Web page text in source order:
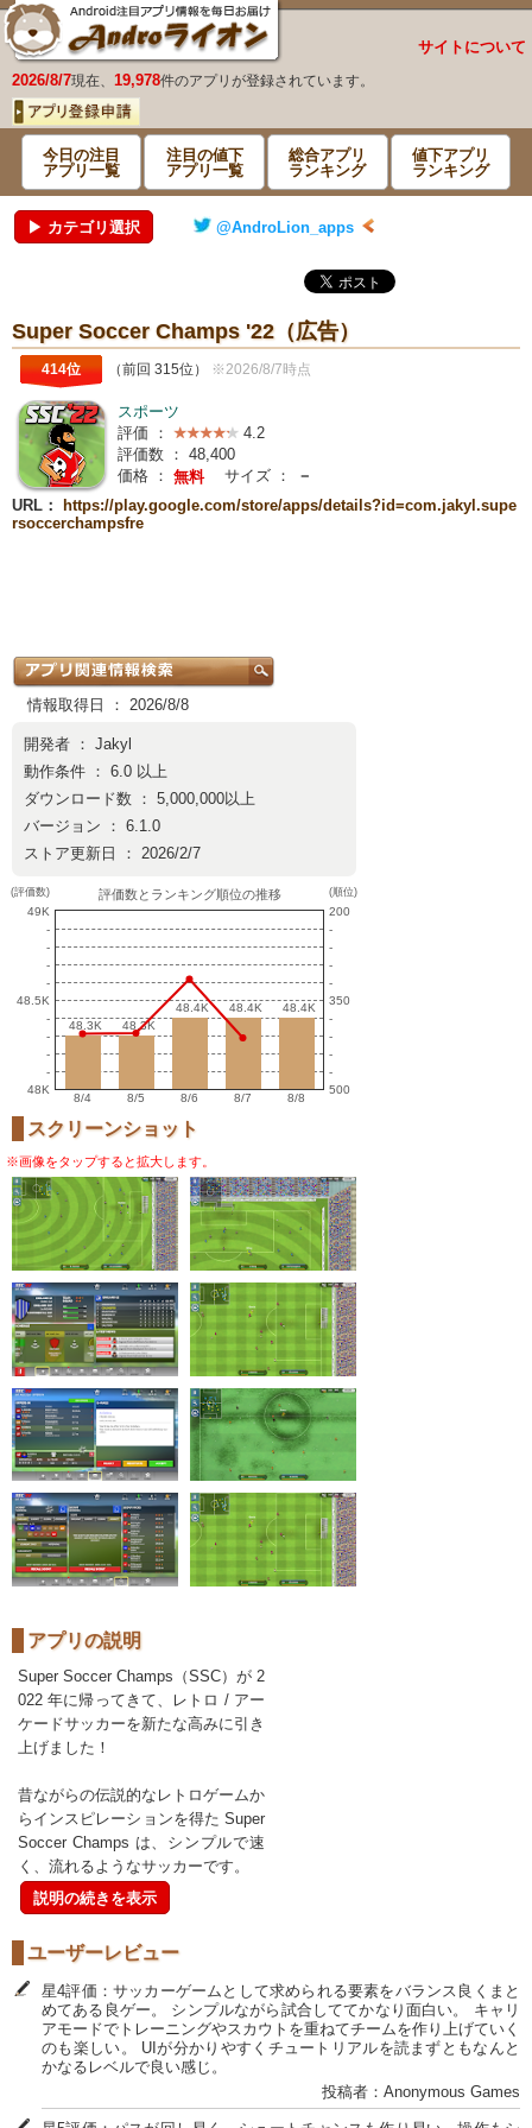
サイトについて
2026/8/7現在、 19,978件のアプリが登録されています。
今日の注目
アプリ一覧
注目の値下
アプリ一覧
総合アプリ
ランキング
値下アプリ
ランキング
▶ カテゴリ選択 @AndroLion_apps
Super Soccer Champs '22（広告）
414位 （前回 315位） ※2026/8/7時点
スポーツ
評価 ：
4.2
評価数 ： 48,400
価格 ： 無料 サイズ ：
－
URL：
https://play.google.com/store/apps/details?id=com.jakyl.supe
rsoccerchampsfre
情報取得日 ： 2026/8/8
開発者 ： Jakyl
動作条件 ： 6.0 以上
ダウンロード数 ： 5,000,000以上
バージョン ： 6.1.0
ストア更新日 ： 2026/2/7
(評価数)
49K
-
-
-
-
48.5K
-
-
-
-
48K
評価数とランキング順位の推移
48.3K
48.3K 48.3K
48.3K
48.4K
48.4K 48.4K
48.4K 48.4K
48.4K
8/4 8/5 8/6 8/7 8/8
(順位)
200
-
-
-
-
350
-
-
-
-
500
スクリーンショット
※画像をタップすると拡大します。
アプリの説明
Super Soccer Champs（SSC）が 2
022 年に帰ってきて、レトロ / アー
ケードサッカーを新たな高みに引き
上げました！
昔ながらの伝説的なレトロゲームか
らインスピレーションを得た Super
Soccer Champs は、シンプルで速
く、流れるようなサッカーです。
説明の続きを表示
ユーザーレビュー
星4評価：サッカーゲームとして求められる要素をバランス良くまと
めてある良ゲー。 シンプルながら試合しててかなり面白い。 キャリ
アモードでトレーニングやスカウトを重ねてチームを作り上げていく
のも楽しい。 UIが分かりやすくチュートリアルを読まずともなんと
かなるレベルで良い感じ。
投稿者：Anonymous Games